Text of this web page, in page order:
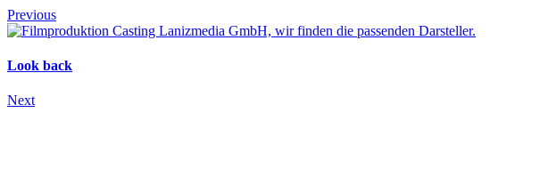
Previous
Look back
Next